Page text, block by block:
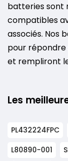
batteries sont
compatibles
associés. Nos
pour
et rempliront
Les
PL432224FPC
L80890-001